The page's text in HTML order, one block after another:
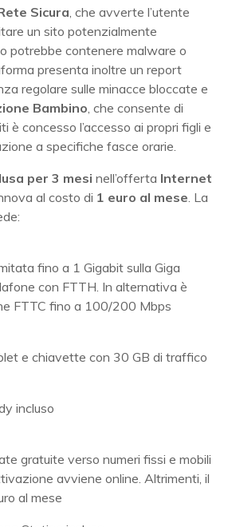
Sicura , che avverte l’utente
un sito potenzialmente
potrebbe contenere malware o
presenta inoltre un report
regolare sulle minacce bloccate e
Bambino , che consente di
è concesso l’accesso ai propri figli e
a specifiche fasce orarie.
per 3 mesi nell’offerta Internet
al costo di 1 euro al mese . La
fino a 1 Gigabit sulla Giga
con FTTH. In alternativa è
FTTC fino a 100/200 Mbps
e chiavette con 30 GB di traffico
incluso
gratuite verso numeri fissi e mobili
avviene online. Altrimenti, il
al mese